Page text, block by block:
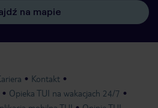
na mapie
Kontakt
Opieka TUI na wakacjach 24/7